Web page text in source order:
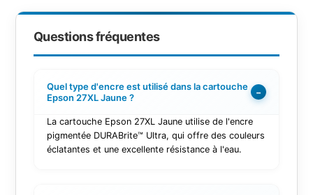
Questions fréquentes
Quel type d'encre est utilisé dans la cartouche
Epson 27XL Jaune ?
−
La cartouche Epson 27XL Jaune utilise de l'encre
pigmentée DURABrite™ Ultra, qui offre des couleurs
éclatantes et une excellente résistance à l'eau.